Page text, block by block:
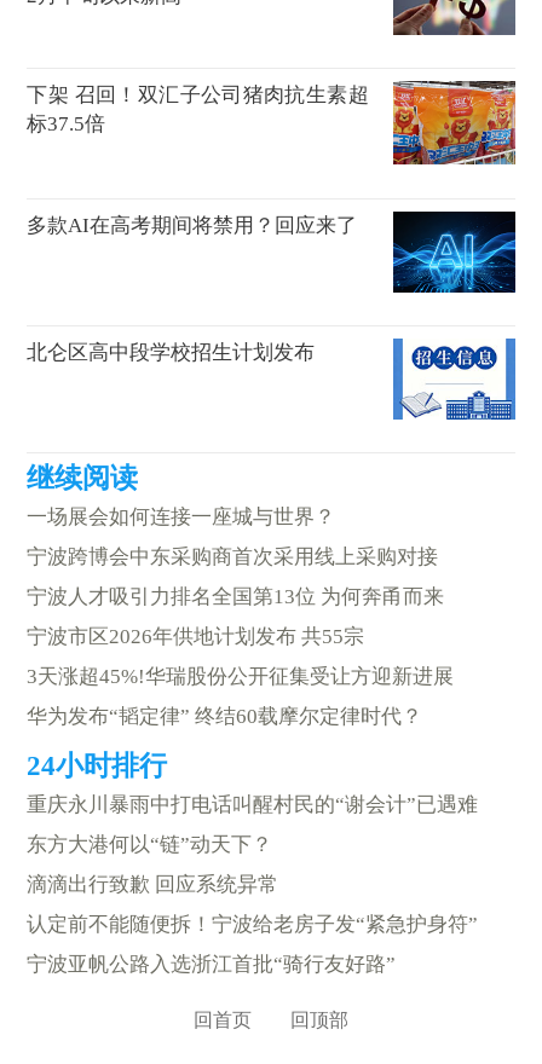
下架 召回！双汇子公司猪肉抗生素超
标37.5倍
多款AI在高考期间将禁用？回应来了
北仑区高中段学校招生计划发布
一场展会如何连接一座城与世界？
宁波跨博会中东采购商首次采用线上采购对接
宁波人才吸引力排名全国第13位 为何奔甬而来
宁波市区2026年供地计划发布 共55宗
3天涨超45%!华瑞股份公开征集受让方迎新进展
华为发布“韬定律” 终结60载摩尔定律时代？
重庆永川暴雨中打电话叫醒村民的“谢会计”已遇难
东方大港何以“链”动天下？
滴滴出行致歉 回应系统异常
认定前不能随便拆！宁波给老房子发“紧急护身符”
宁波亚帆公路入选浙江首批“骑行友好路”
回首页 回顶部